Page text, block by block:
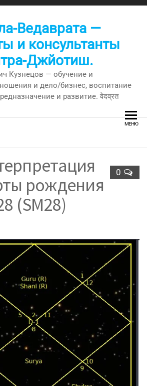
Ведаврата —
и консультанты
Джйотиш.
Кузнецов — обучение и
и дело/бизнес, воспитание
и развитие. वेदव्रत
МЕНЮ
0
рождения
(SM28)